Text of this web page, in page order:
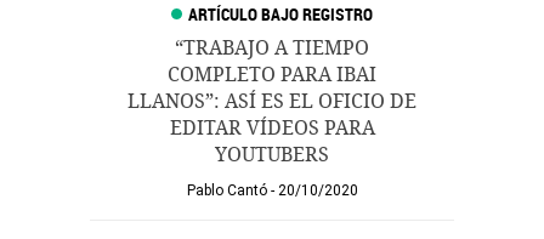
“TRABAJO A TIEMPO
COMPLETO PARA IBAI
LLANOS”: ASÍ ES EL OFICIO DE
EDITAR VÍDEOS PARA
YOUTUBERS
Pablo Cantó 20/10/2020